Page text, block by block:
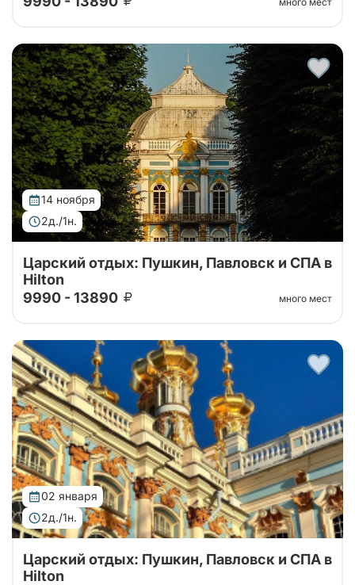
Увлекательный, не напряженный двухдневный тур в
Пушкин и Павловск на выходные. Неклассические
экскурсии, проживание в Хилтон экспофорум,
шикарный обед
14 ноября
2д./1н.
Увлекательный, не напряженный двухдневный тур в
Пушкин и Павловск на выходные. Неклассические
экскурсии, проживание в Хилтон экспофорум,
шикарный обед
Царский отдых: Пушкин, Павловск и СПА в
Hilton
9990 - 13890
много мест
02 января
2д./1н.
Царский отдых: Пушкин, Павловск и СПА в
Hilton